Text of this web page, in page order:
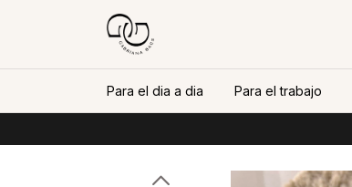
Para el dia a dia Para el trabajo